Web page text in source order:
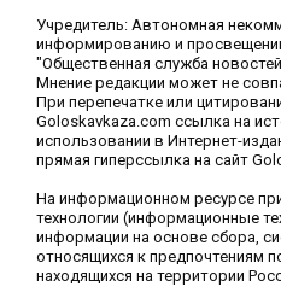
Учредитель: Автономная
информированию и
"Общественная служба
Мнение редакции может не
При перепечатке или
Goloskavkaza.com ссылка на
использовании в Интернет-
прямая гиперссылка на сайт
На информационном ресурсе
технологии (информационные
информации на основе сбора,
относящихся к предпочтениям
находящихся на территории